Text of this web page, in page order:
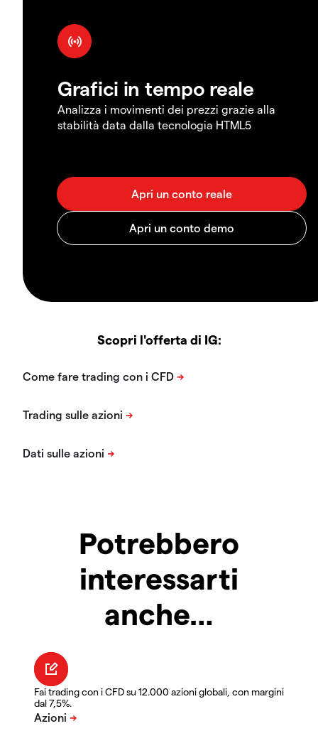
Grafici in tempo reale
Analizza i movimenti dei prezzi grazie alla
stabilità data dalla tecnologia HTML5
Scopri l'offerta di IG:
Potrebbero
interessarti
anche…
Fai trading con i CFD su 12.000 azioni globali, con margini
dal 7,5%.